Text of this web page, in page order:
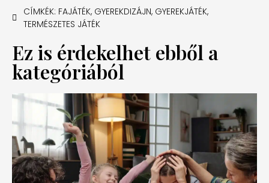
CÍMKÉK: FAJÁTÉK, GYEREKDIZÁJN, GYEREKJÁTÉK,
TERMÉSZETES JÁTÉK
Ez is érdekelhet ebből a
kategóriából